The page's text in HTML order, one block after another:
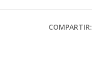
COMPARTIR: